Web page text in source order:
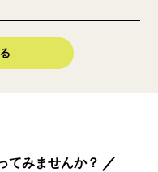
てみませんか？